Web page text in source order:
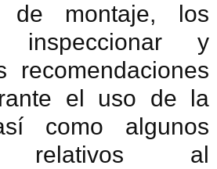
de montaje, los
y
recomendaciones
el uso de la
como algunos
relativos al